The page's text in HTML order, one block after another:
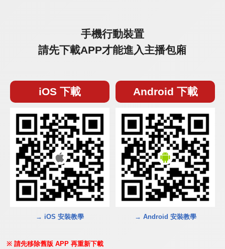
手機行動裝置
請先下載APP才能進入主播包廂
iOS 下載
→ iOS 安裝教學
Android 下載
→ Android 安裝教學
請先移除舊版 APP 再重新下載